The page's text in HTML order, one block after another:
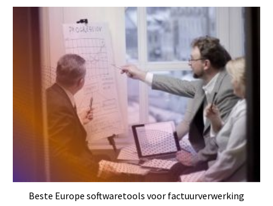
Beste Europe softwaretools voor factuurverwerking